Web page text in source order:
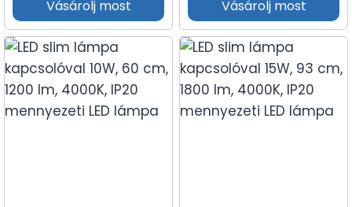
Vásárolj most Vásárolj most